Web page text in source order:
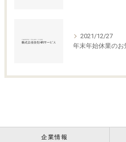
2021/12/27
年末年始休業のお
企業情報